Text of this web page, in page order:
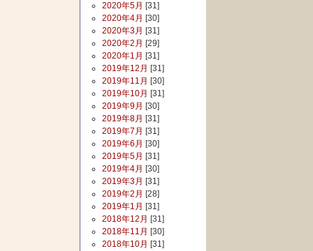
2020年5月 [31]
2020年4月 [30]
2020年3月 [31]
2020年2月 [29]
2020年1月 [31]
2019年12月 [31]
2019年11月 [30]
2019年10月 [31]
2019年9月 [30]
2019年8月 [31]
2019年7月 [31]
2019年6月 [30]
2019年5月 [31]
2019年4月 [30]
2019年3月 [31]
2019年2月 [28]
2019年1月 [31]
2018年12月 [31]
2018年11月 [30]
2018年10月 [31]